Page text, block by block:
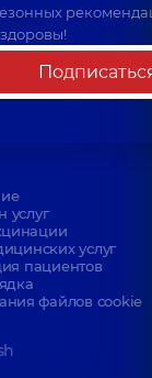
услуг
услуг
пациентов
файлов cookie